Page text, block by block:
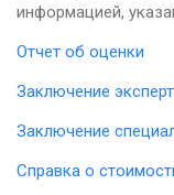
информацией,
Отчет об оценки
Заключение
Заключение
Справка о